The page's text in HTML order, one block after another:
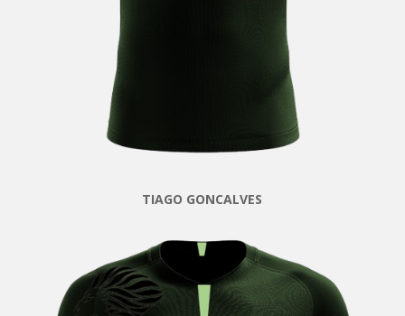
TIAGO GONCALVES